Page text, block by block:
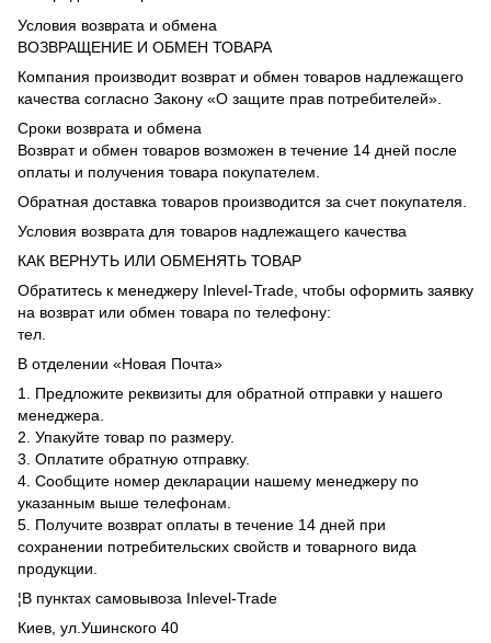
Условия возврата и обмена
ВОЗВРАЩЕНИЕ И ОБМЕН ТОВАРА
Компания производит возврат и обмен товаров надлежащего
качества согласно Закону «О защите прав потребителей».
Сроки возврата и обмена
Возврат и обмен товаров возможен в течение 14 дней после
оплаты и получения товара покупателем.
Обратная доставка товаров производится за счет покупателя.
Условия возврата для товаров надлежащего качества
КАК ВЕРНУТЬ ИЛИ ОБМЕНЯТЬ ТОВАР
Обратитесь к менеджеру Inlevel-Trade, чтобы оформить заявку
на возврат или обмен товара по телефону:
тел.
В отделении «Новая Почта»
1. Предложите реквизиты для обратной отправки у нашего
менеджера.
2. Упакуйте товар по размеру.
3. Оплатите обратную отправку.
4. Сообщите номер декларации нашему менеджеру по
указанным выше телефонам.
5. Получите возврат оплаты в течение 14 дней при
сохранении потребительских свойств и товарного вида
продукции.
¦В пунктах самовывоза Inlevel-Trade
Киев, ул.Ушинского 40